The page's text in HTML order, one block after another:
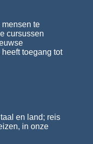
te
cursussen
toegang tot
en land; reis
in onze